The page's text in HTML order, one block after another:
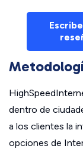
dentro de
a los clientes la
opciones de